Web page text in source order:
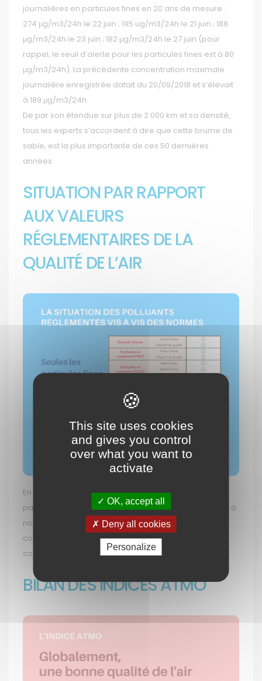
journalières en particules fines en 20 ans de mesure :
274 μg/m3/24h le 22 juin ; 195 ug/m3/24h le 21 juin ; 188
μg/m3/24h le 23 juin ; 182 μg/m3/24h le 27 juin (pour
rappel, le seuil d’alerte pour les particules fines est à 80
μg/m3/24h). La précédente concentration maximale
journalière enregistrée datait du 20/09/2018 et s’élevait
à 189 μg/m3/24h.
De par son étendue sur plus de 2 000 km et sa densité,
tous les experts s’accordent à dire que cette brume de
sable, est la plus importante de ces 50 dernières
années.
SITUATION PAR RAPPORT
AUX VALEURS
RÉGLEMENTAIRES DE LA
QUALITÉ DE L’AIR
En 2020, seul l’objectif de qualité annuel pour les
particules fines PM10 n’est pas respecté. Il est toutefois à
noter que l’objectif de qualité est un seuil non
contraignant : il correspond à un niveau de
concentration de polluants à atteindre à long terme.
BILAN DES INDICES ATMO
This site uses cookies
and gives you control
over what you want to
activate
OK, accept all
Deny all cookies
Personalize